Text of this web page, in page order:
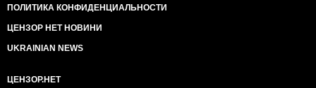
заказ", - говорится в тексте.
Савчук подчеркнул, что задержанные на месте
несмотря на побои и огнестрельные ранения.
правоохранительные органы избегают огласки о
ПОЛИТИКА КОНФИДЕНЦИАЛЬНОСТИ
ЦЕНЗОР НЕТ НОВИНИ
UKRAINIAN NEWS
ЦЕНЗОР.НЕТ